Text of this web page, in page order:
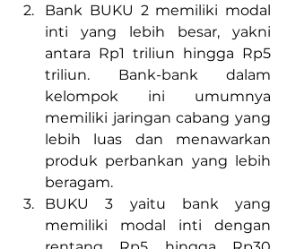
Bank BUKU 2 memiliki modal
inti yang lebih besar, yakni
antara Rp1 triliun hingga Rp5
triliun. Bank-bank dalam
kelompok ini umumnya
memiliki jaringan cabang yang
lebih luas dan menawarkan
produk perbankan yang lebih
beragam.
BUKU 3 yaitu bank yang
memiliki modal inti dengan